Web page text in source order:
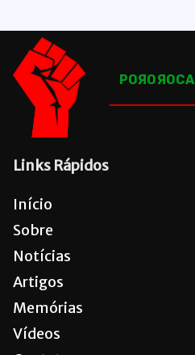
POЯOЯOCA
Links Rápidos
Início
Sobre
Notícias
Artigos
Memórias
Vídeos